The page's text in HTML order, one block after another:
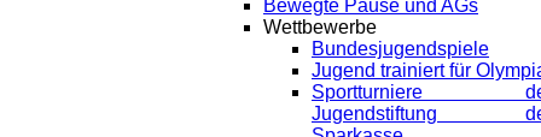
Bewegte Pause und AGs
Wettbewerbe
Bundesjugendspiele
Jugend trainiert für
Sportturniere
Jugendstiftung